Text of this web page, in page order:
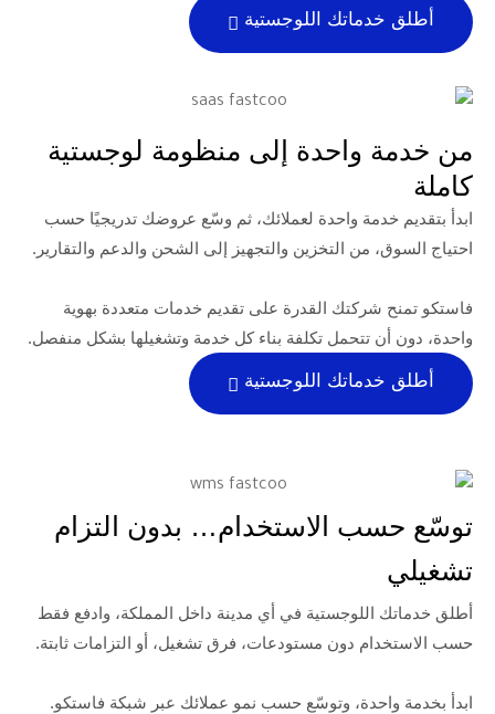
اللوجستية
إلى منظومة لوجستية
واحدة لعملائك، ثم وسّع عروضك تدريجيًا حسب
من التخزين والتجهيز إلى الشحن والدعم والتقارير.
القدرة على تقديم خدمات متعددة بهوية
تتحمل تكلفة بناء كل خدمة وتشغيلها بشكل منفصل.
اللوجستية
الاستخدام… بدون التزام
في أي مدينة داخل المملكة، وادفع فقط
دون مستودعات، فرق تشغيل، أو التزامات ثابتة.
وتوسّع حسب نمو عملائك عبر شبكة فاستكو.